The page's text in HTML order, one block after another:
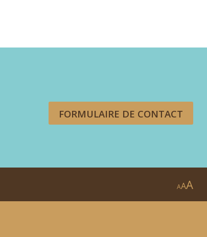
FORMULAIRE DE CONTACT
AAA